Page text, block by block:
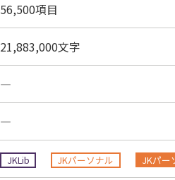
56,500項目
21,883,000文字
―
―
JKLib JKパーソナル JKパー